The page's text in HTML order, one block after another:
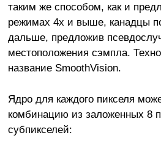
таким же способом, как и
режимах 4х и выше, канадцы
дальше, предложив
местоположения сэмпла.
название SmoothVision.
Ядро для каждого пикселя
комбинацию из заложенных 8
субпикселей: